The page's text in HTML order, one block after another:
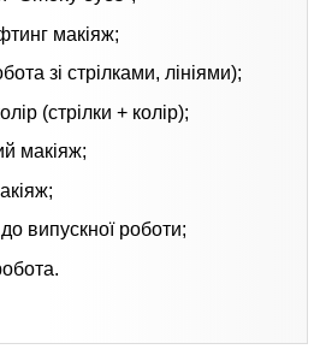
макіяж;
зі стрілками, лініями);
(стрілки + колір);
макіяж;
до випускної роботи;